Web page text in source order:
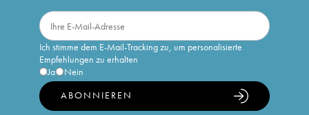
Ich stimme dem E-Mail-Tracking zu, um personalisierte
Empfehlungen zu erhalten
Ja
Nein
ABONNIEREN